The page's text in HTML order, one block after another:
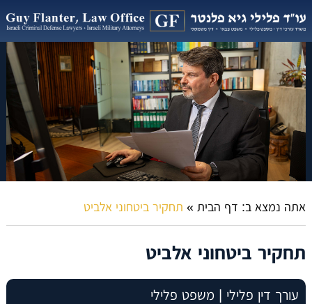
אתה נמצא ב: דף הבית » תחקיר ביטחוני אלביט
תחקיר ביטחוני אלביט
עורך דין פלילי | משפט פלילי